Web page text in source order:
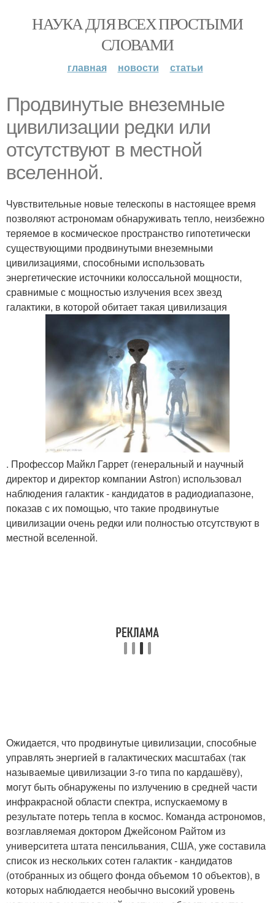
НАУКА ДЛЯ ВСЕХ ПРОСТЫМИ
СЛОВАМИ
главная новости статьи
Продвинутые внеземные
цивилизации редки или
отсутствуют в местной
вселенной.
Чувствительные новые телескопы в настоящее время
позволяют астрономам обнаруживать тепло, неизбежно
теряемое в космическое пространство гипотетически
существующими продвинутыми внеземными
цивилизациями, способными использовать
энергетические источники колоссальной мощности,
сравнимые с мощностью излучения всех звезд
галактики, в которой обитает такая цивилизация
. Профессор Майкл Гаррет (генеральный и научный
директор и директор компании Astron) использовал
наблюдения галактик - кандидатов в радиодиапазоне,
показав с их помощью, что такие продвинутые
цивилизации очень редки или полностью отсутствуют в
местной вселенной.
Ожидается, что продвинутые цивилизации, способные
управлять энергией в галактических масштабах (так
называемые цивилизации 3-го типа по кардашёву),
могут быть обнаружены по излучению в средней части
инфракрасной области спектра, испускаемому в
результате потерь тепла в космос. Команда астрономов,
возглавляемая доктором Джейсоном Райтом из
университета штата пенсильвания, США, уже составила
список из нескольких сотен галактик - кандидатов
(отобранных из общего фонда объемом 10 объектов), в
которых наблюдается необычно высокий уровень